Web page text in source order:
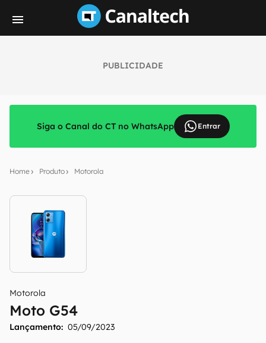
PUBLICIDADE
Siga o Canal do CT no WhatsApp Entrar
Home Produto Motorola
Motorola
Moto G54
Lançamento: 05/09/2023